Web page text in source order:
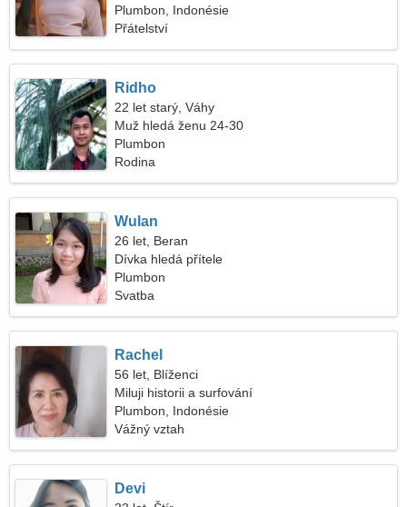
Plumbon, Indonésie
Přátelství
Ridho
22 let starý, Váhy
Muž hledá ženu 24-30
Plumbon
Rodina
Wulan
26 let, Beran
Dívka hledá přítele
Plumbon
Svatba
Rachel
56 let, Blíženci
Miluji historii a surfování
Plumbon, Indonésie
Vážný vztah
Devi